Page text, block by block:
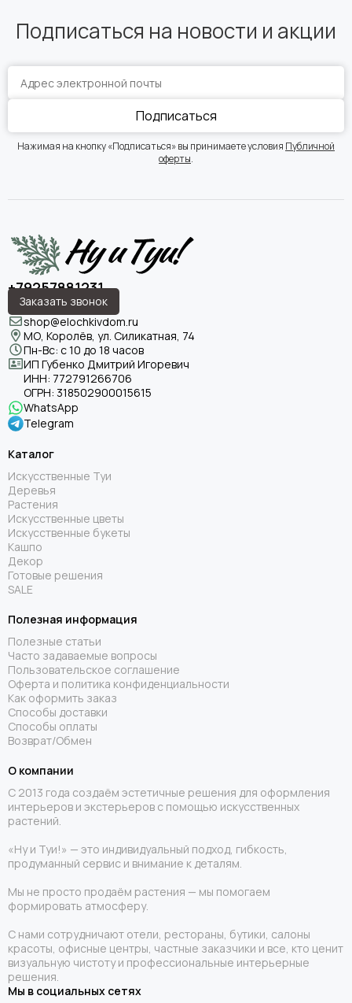
Подписаться на новости и акции
Подписаться
Нажимая на кнопку «Подписаться» вы принимаете условия Публичной
оферты.
+79257881231
Заказать звонок
shop@elochkivdom.ru
МО, Королёв, ул. Силикатная, 74
Пн-Вс: с 10 до 18 часов
ИП Губенко Дмитрий Игоревич
ИНН: 772791266706
ОГРН: 318502900015615
WhatsApp
Telegram
Каталог
Искусственные Туи
Деревья
Растения
Искусственные цветы
Искусственные букеты
Кашпо
Декор
Готовые решения
SALE
Полезная информация
Полезные статьи
Часто задаваемые вопросы
Пользовательское соглашение
Оферта и политика конфиденциальности
Как оформить заказ
Способы доставки
Способы оплаты
Возврат/Обмен
О компании
С 2013 года создаём эстетичные решения для оформления
интерьеров и экстерьеров с помощью искусственных
растений.
«Ну и Туи!» — это индивидуальный подход, гибкость,
продуманный сервис и внимание к деталям.
Мы не просто продаём растения — мы помогаем
формировать атмосферу.
С нами сотрудничают отели, рестораны, бутики, салоны
красоты, офисные центры, частные заказчики и все, кто ценит
визуальную чистоту и профессиональные интерьерные
решения.
Мы в социальных сетях